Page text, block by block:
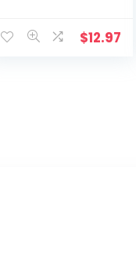
decoratie
$12.97